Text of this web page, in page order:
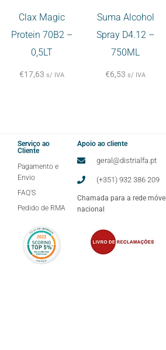
Clax Magic
Protein 70B2 –
0,5LT
€17,63 s/ IVA
Suma Alcohol
Spray D4.12 –
750ML
€6,53 s/ IVA
Serviço ao
Cliente
Pagamento e
Envio
FAQ'S
Pedido de RMA
Apoio ao cliente
geral@distrialfa.pt
(+351) 932 386 209
Chamada para a rede móvel
nacional